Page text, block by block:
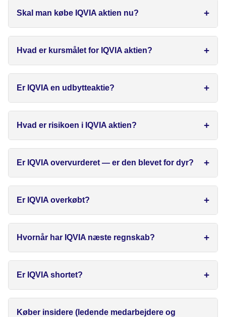
Skal man købe IQVIA aktien nu?
Hvad er kursmålet for IQVIA aktien?
Er IQVIA en udbytteaktie?
Hvad er risikoen i IQVIA aktien?
Er IQVIA overvurderet — er den blevet for dyr?
Er IQVIA overkøbt?
Hvornår har IQVIA næste regnskab?
Er IQVIA shortet?
Køber insidere (ledende medarbejdere og